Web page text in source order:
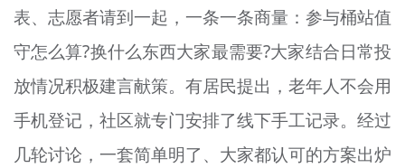
表、志愿者请到一起，一条一条商量：参与桶站值
守怎么算?换什么东西大家最需要?大家结合日常投
放情况积极建言献策。有居民提出，老年人不会用
手机登记，社区就专门安排了线下手工记录。经过
几轮讨论，一套简单明了、大家都认可的方案出炉